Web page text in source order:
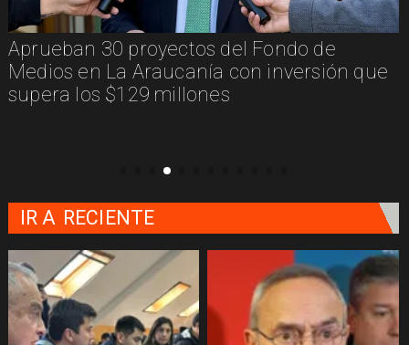
Aprueban 30 proyectos del Fondo de
Medios en La Araucanía con inversión que
supera los $129 millones
IR A RECIENTE